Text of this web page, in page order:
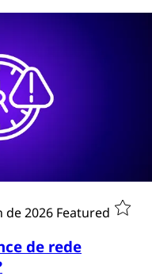
de 2026 Featured
de rede